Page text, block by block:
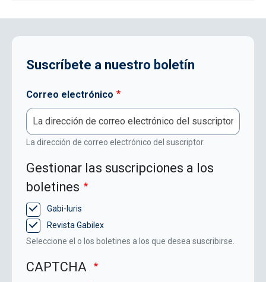
Suscríbete a nuestro boletín
Correo electrónico
La dirección de correo electrónico del suscriptor.
Gestionar las suscripciones a los
boletines
Gabi-Iuris
Revista Gabilex
Seleccione el o los boletines a los que desea suscribirse.
CAPTCHA